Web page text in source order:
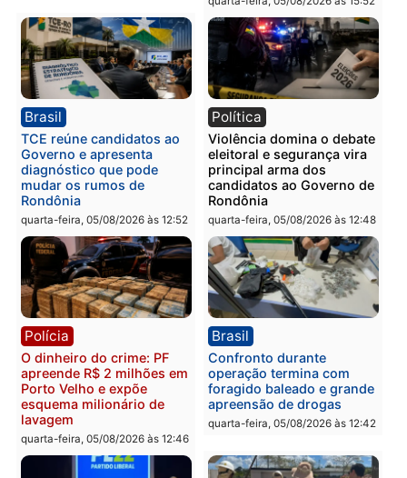
quinta-feira, 06/08/2026 às 09:02
quinta-feira, 06/08/2026 às
Polícia
Homem é preso após
furtar peça de picanha e
reagir a seguranças em
supermercado
quinta-feira, 06/08/2026 às 08:56
Política
Jônatas França é
na convenção e
confirmado candidato a
deputado federal pelo
Republicanos
quarta-feira, 05/08/2026 às
Brasil
TCE reúne candidatos ao
Governo e apresenta
diagnóstico que pode
mudar os rumos de
Política
Violência domina o
principal arma dos
candidatos ao Governo